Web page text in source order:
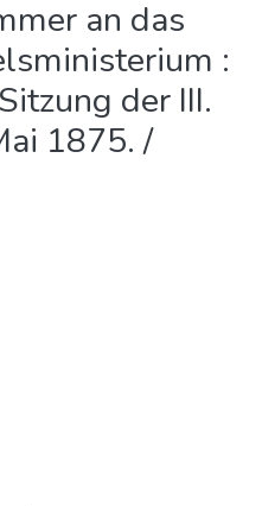
an das
:
der III.
1875. /